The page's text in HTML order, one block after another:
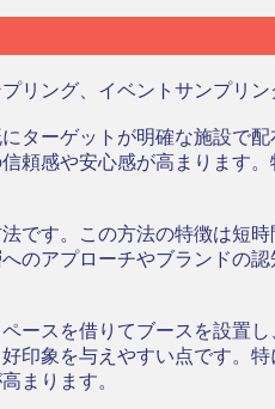
リング、イベントサンプリン
ターゲットが明確な施設で
頼感や安心感が高まります
です。この方法の特徴は短
のアプローチやブランドの
ースを借りてブースを設置
印象を与えやすい点です。
まります。